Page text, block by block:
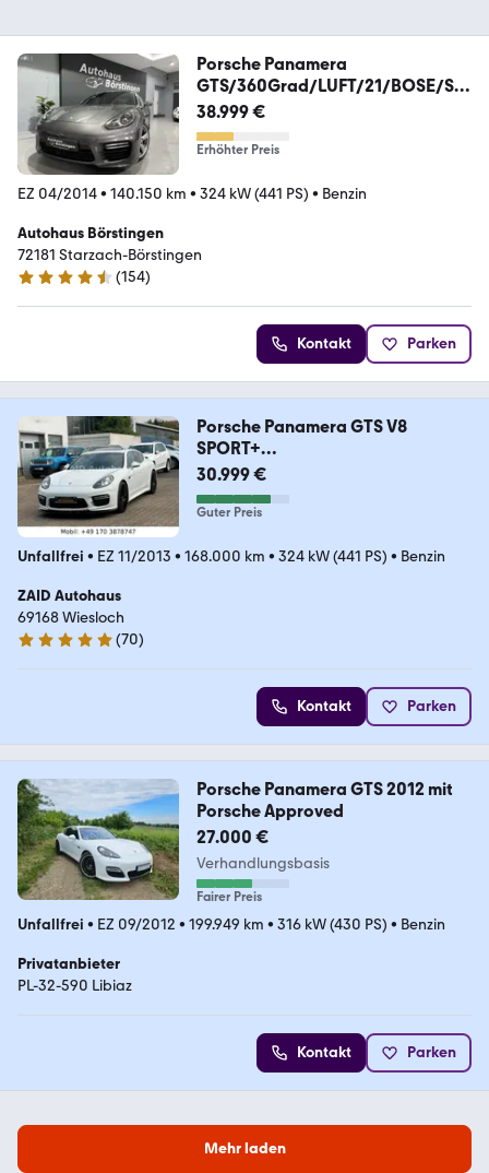
Porsche Panamera
GTS/360Grad/LUFT/21/BOSE/Sof
t/Carbon
38.999 €
Erhöhter Preis
EZ 04/2014• 140.150 km • 324 kW (441 PS) • Benzin
Autohaus Börstingen
72181 Starzach-Börstingen
4.5 Sterne
(154)
Kontakt Parken
Porsche Panamera GTS V8
SPORT+
4.8L*2HAND*LED*KA*441PS
30.999 €
Guter Preis
Unfallfrei • EZ 11/2013 • 168.000 km • 324 kW (441 PS) • Benzin
ZAID Autohaus
69168 Wiesloch
4.8 Sterne
(70)
Kontakt Parken
Porsche Panamera GTS 2012 mit
Porsche Approved
27.000 €
Verhandlungsbasis
Fairer Preis
Unfallfrei • EZ 09/2012 • 199.949 km • 316 kW (430 PS) • Benzin
Privatanbieter
PL-32-590 Libiaz
Kontakt Parken
Mehr laden